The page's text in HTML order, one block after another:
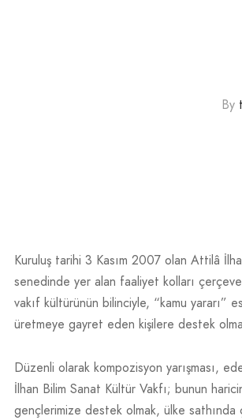
By
Kuruluş tarihi 3 Kasım 2007 olan Attilâ
senedinde yer alan faaliyet kolları
vakıf kültürünün bilinciyle, “kamu yararı”
üretmeye gayret eden kişilere destek
Düzenli olarak kompozisyon yarışması,
İlhan Bilim Sanat Kültür Vakfı; bunun
gençlerimize destek olmak, ülke